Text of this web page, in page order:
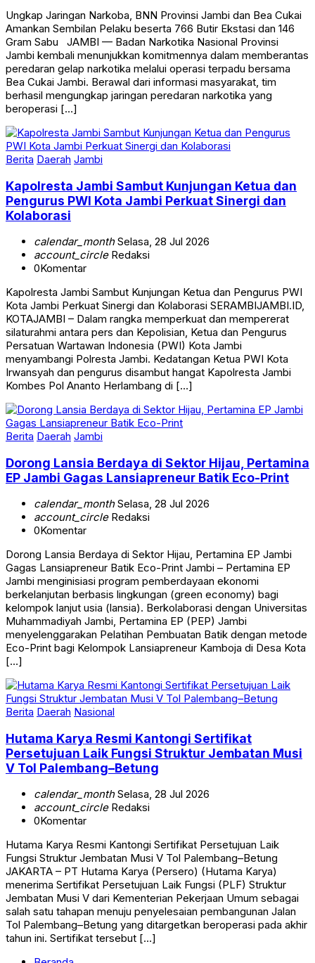
Ungkap Jaringan Narkoba, BNN Provinsi Jambi dan Bea Cukai
Amankan Sembilan Pelaku beserta 766 Butir Ekstasi dan 146
Gram Sabu JAMBI — Badan Narkotika Nasional Provinsi
Jambi kembali menunjukkan komitmennya dalam memberantas
peredaran gelap narkotika melalui operasi terpadu bersama
Bea Cukai Jambi. Berawal dari informasi masyarakat, tim
berhasil mengungkap jaringan peredaran narkotika yang
beroperasi […]
Berita Daerah Jambi
Kapolresta Jambi Sambut Kunjungan Ketua dan
Pengurus PWI Kota Jambi Perkuat Sinergi dan
Kolaborasi
calendar_monthSelasa, 28 Jul 2026
account_circleRedaksi
0Komentar
Kapolresta Jambi Sambut Kunjungan Ketua dan Pengurus PWI
Kota Jambi Perkuat Sinergi dan Kolaborasi SERAMBIJAMBI.ID,
KOTAJAMBI – Dalam rangka memperkuat dan mempererat
silaturahmi antara pers dan Kepolisian, Ketua dan Pengurus
Persatuan Wartawan Indonesia (PWI) Kota Jambi
menyambangi Polresta Jambi. Kedatangan Ketua PWI Kota
Irwansyah dan pengurus disambut hangat Kapolresta Jambi
Kombes Pol Ananto Herlambang di […]
Berita Daerah Jambi
Dorong Lansia Berdaya di Sektor Hijau, Pertamina
EP Jambi Gagas Lansiapreneur Batik Eco-Print
calendar_monthSelasa, 28 Jul 2026
account_circleRedaksi
0Komentar
Dorong Lansia Berdaya di Sektor Hijau, Pertamina EP Jambi
Gagas Lansiapreneur Batik Eco-Print Jambi – Pertamina EP
Jambi menginisiasi program pemberdayaan ekonomi
berkelanjutan berbasis lingkungan (green economy) bagi
kelompok lanjut usia (lansia). Berkolaborasi dengan Universitas
Muhammadiyah Jambi, Pertamina EP (PEP) Jambi
menyelenggarakan Pelatihan Pembuatan Batik dengan metode
Eco-Print bagi Kelompok Lansiapreneur Kamboja di Desa Kota
[…]
Berita Daerah Nasional
Hutama Karya Resmi Kantongi Sertifikat
Persetujuan Laik Fungsi Struktur Jembatan Musi
V Tol Palembang–Betung
calendar_monthSelasa, 28 Jul 2026
account_circleRedaksi
0Komentar
Hutama Karya Resmi Kantongi Sertifikat Persetujuan Laik
Fungsi Struktur Jembatan Musi V Tol Palembang–Betung
JAKARTA – PT Hutama Karya (Persero) (Hutama Karya)
menerima Sertifikat Persetujuan Laik Fungsi (PLF) Struktur
Jembatan Musi V dari Kementerian Pekerjaan Umum sebagai
salah satu tahapan menuju penyelesaian pembangunan Jalan
Tol Palembang–Betung yang ditargetkan beroperasi pada akhir
tahun ini. Sertifikat tersebut […]